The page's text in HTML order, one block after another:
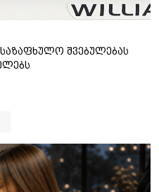
შვებულებას